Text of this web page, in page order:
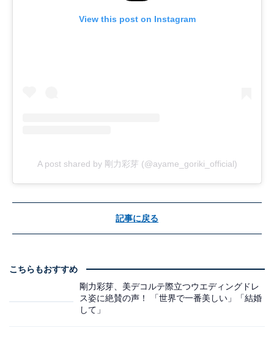
View this post on Instagram
A post shared by 剛力彩芽 (@ayame_goriki_official)
記事に戻る
こちらもおすすめ
剛力彩芽、美デコルテ際立つウエディングドレ
ス姿に絶賛の声！ 「世界で一番美しい」「結婚
して」